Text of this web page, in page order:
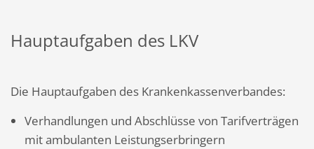
Hauptaufgaben des LKV
Die Hauptaufgaben des Krankenkassenverbandes:
Verhandlungen und Abschlüsse von Tarifverträgen
mit ambulanten Leistungserbringern